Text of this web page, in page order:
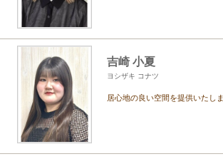
吉崎 小夏
ヨシザキ コナツ
居心地の良い空間を提供いたし